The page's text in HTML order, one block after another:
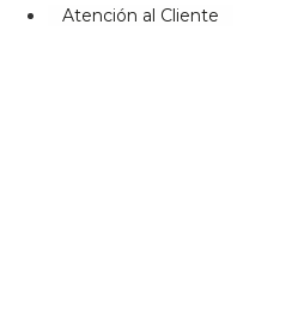
Atención al Cliente